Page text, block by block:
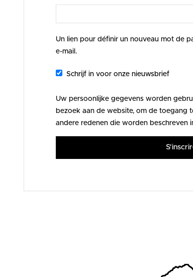
Un lien pour définir un nouveau mot de
e-mail.
Schrijf in voor onze nieuwsbrief
Uw persoonlijke gegevens worden
bezoek aan de website, om de toegang
andere redenen die worden beschreven